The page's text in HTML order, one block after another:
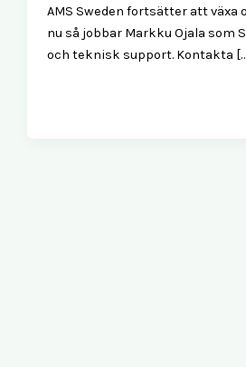
AMS Sweden fortsätter att växa
nu så jobbar Markku Ojala som
och teknisk support. Kontakta